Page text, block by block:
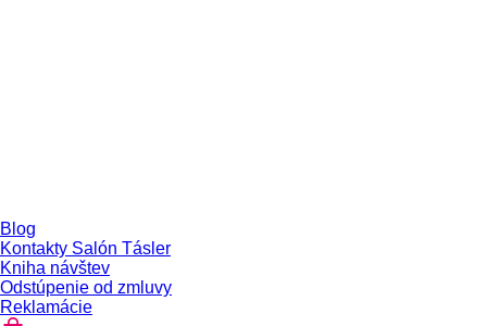
Blog
Kontakty Salón Tásler
Kniha návštev
Odstúpenie od zmluvy
Reklamácie